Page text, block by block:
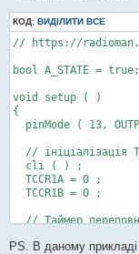
КОД: ВИДІЛИТИ ВСЕ
// https://
bool A_STATE =
void setup ( )
{
pinMode ( 13,
// ініціалізація
cli ( ) ;
TCCR1A = 0 ;
TCCR1B = 0 ;
// Таймер
PS. В даному